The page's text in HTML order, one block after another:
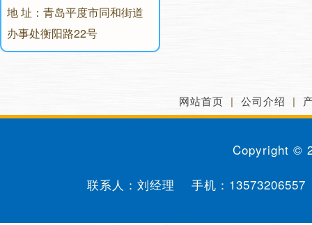
地 址：青岛平度市同和街道
办事处衡阳路22号
网站首页 | 公司介绍 |
Copyright ©
联系人：刘经理 手机： 13573206557